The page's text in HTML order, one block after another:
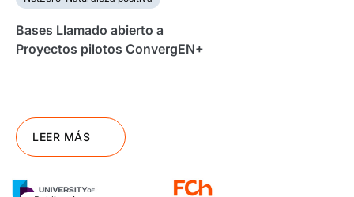
Bases Llamado abierto a
Proyectos pilotos ConvergEN+
LEER MÁS